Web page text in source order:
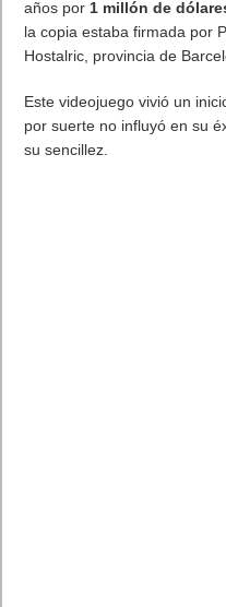
años por1 millón de
la copia estaba firmada por
Hostalric, provincia de
Este videojuego vivió un
por suerte no influyó en su
su sencillez.